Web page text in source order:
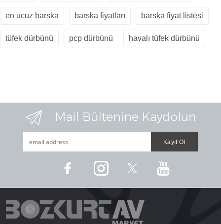
en ucuz barska barska fiyatları barska fiyat listesi
tüfek dürbünü pcp dürbünü havalı tüfek dürbünü